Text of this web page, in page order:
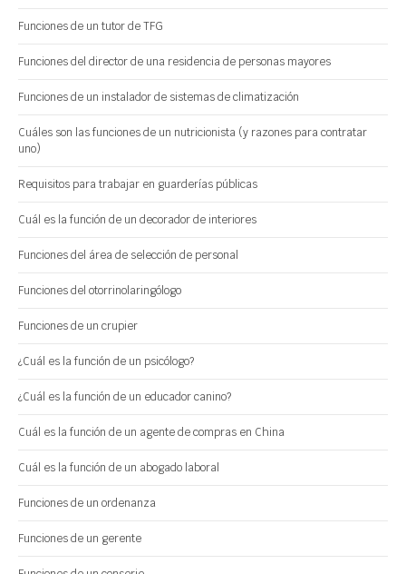
Funciones de un tutor de TFG
Funciones del director de una residencia de personas mayores
Funciones de un instalador de sistemas de climatización
Cuáles son las funciones de un nutricionista (y razones para contratar
uno)
Requisitos para trabajar en guarderías públicas
Cuál es la función de un decorador de interiores
Funciones del área de selección de personal
Funciones del otorrinolaringólogo
Funciones de un crupier
¿Cuál es la función de un psicólogo?
¿Cuál es la función de un educador canino?
Cuál es la función de un agente de compras en China
Cuál es la función de un abogado laboral
Funciones de un ordenanza
Funciones de un gerente